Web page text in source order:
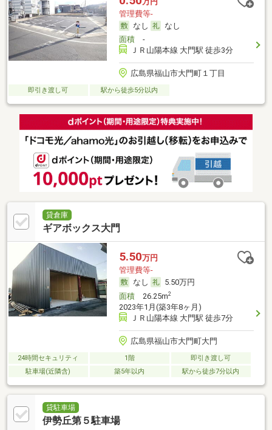
管理費等-
なし
なし
面積-
ＪＲ山陽本線 大門駅 徒歩3分
広島県福山市大門町１丁目
即引き渡し可 駅から徒歩5分以内
貸倉庫
ギアボックス大門
5.50万円
管理費等-
なし
5.50万円
面積26.25m2
2023年1月(築3年8ヶ月)
ＪＲ山陽本線 大門駅 徒歩7分
広島県福山市大門町大門
24時間セキュリティ 1階
即引き渡し可
駐車場(近隣含)
築5年以内 駅から徒歩7分以内
貸駐車場
伊勢丘第５駐車場